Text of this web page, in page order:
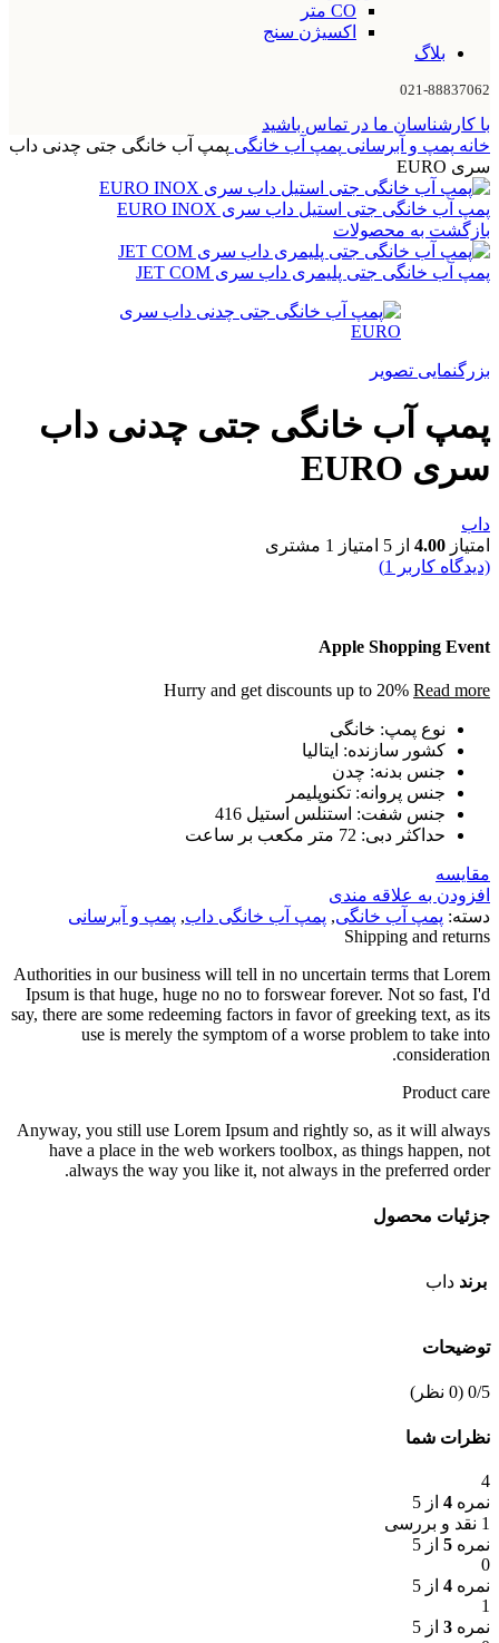
CO متر
اکسیژن سنج
بلاگ
021-88837062
با کارشناسان ما در تماس باشید
خانه پمپ و آبرسانی پمپ آب خانگی پمپ آب خانگی جتی چدنی داب
سری EURO
پمپ آب خانگی جتی استیل داب سری EURO INOX
بازگشت به محصولات
پمپ آب خانگی جتی پلیمری داب سری JET COM
بزرگنمایی تصویر
پمپ آب خانگی جتی چدنی داب
سری EURO
داب
امتیاز 4.00 از 5 امتیاز 1 مشتری
(دیدگاه کاربر
1
)
Apple Shopping Event
Hurry and get discounts up to 20% Read more
نوع پمپ: خانگی
کشور سازنده: ایتالیا
جنس بدنه: چدن
جنس پروانه: تکنوپلیمر
جنس شفت: استنلس استیل 416
حداکثر دبی: 72 متر مکعب بر ساعت
مقایسه
افزودن به علاقه مندی
دسته: پمپ آب خانگی, پمپ آب خانگی داب, پمپ و آبرسانی
Shipping and returns
Authorities in our business will tell in no uncertain terms that Lorem
Ipsum is that huge, huge no no to forswear forever. Not so fast, I'd
say, there are some redeeming factors in favor of greeking text, as its
use is merely the symptom of a worse problem to take into
consideration.
Product care
Anyway, you still use Lorem Ipsum and rightly so, as it will always
have a place in the web workers toolbox, as things happen, not
always the way you like it, not always in the preferred order.
جزئیات محصول
برند داب
توضیحات
‫0/5 ‫(0 نظر)
نظرات شما
4
نمره 4 از 5
1 نقد و بررسی
نمره 5 از 5
0
نمره 4 از 5
1
نمره 3 از 5